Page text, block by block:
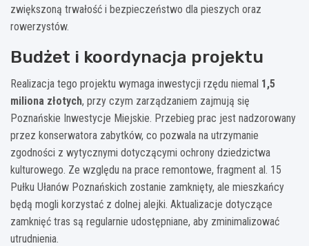
zwiększoną trwałość i bezpieczeństwo dla pieszych oraz
rowerzystów.
Budżet i koordynacja projektu
Realizacja tego projektu wymaga inwestycji rzędu niemal 1,5
miliona złotych, przy czym zarządzaniem zajmują się
Poznańskie Inwestycje Miejskie. Przebieg prac jest nadzorowany
przez konserwatora zabytków, co pozwala na utrzymanie
zgodności z wytycznymi dotyczącymi ochrony dziedzictwa
kulturowego. Ze względu na prace remontowe, fragment al. 15
Pułku Ułanów Poznańskich zostanie zamknięty, ale mieszkańcy
będą mogli korzystać z dolnej alejki. Aktualizacje dotyczące
zamknięć tras są regularnie udostępniane, aby zminimalizować
utrudnienia.